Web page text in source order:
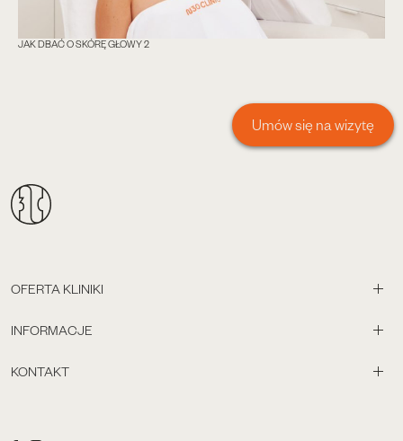
JAK DBAĆ O SKÓRĘ GŁOWY 2
Umów się na wizytę
OFERTA KLINIKI
INFORMACJE
KONTAKT